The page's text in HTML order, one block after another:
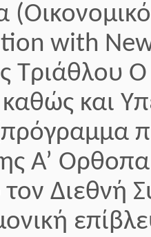
with
Τριάθλου Ο
και
Α’
Διεθνή